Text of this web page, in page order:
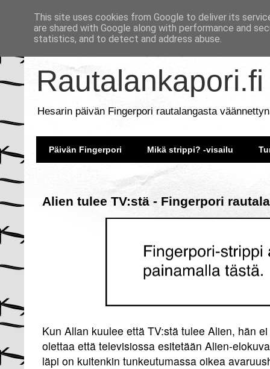
Rautalankapori.fi
Hesarin päivän Fingerpori rautalangasta
Päivän Fingerpori Mikä strippi? -visailu
Alien tulee TV:stä - Fingerpori
Kun Allan kuulee että TV:stä tulee Alien, hän
olettaa että televisiossa esitetään Alien-
läpi on kuitenkin tunkeutumassa oikea
This site uses cookies from Google to deliver its
are shared with Google along with performance and
statistics, and to detect and address abuse.